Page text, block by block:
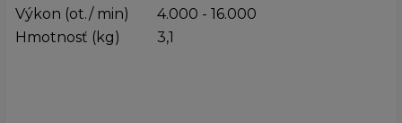
Výkon (ot./ min)
4.000 - 16.000
Hmotnosť (kg)
3,1